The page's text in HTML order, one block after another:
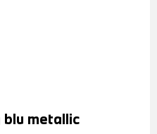
blu metallic